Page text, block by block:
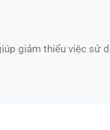
giảm thiểu việc sử